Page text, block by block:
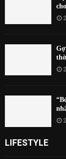
LIFESTYLE